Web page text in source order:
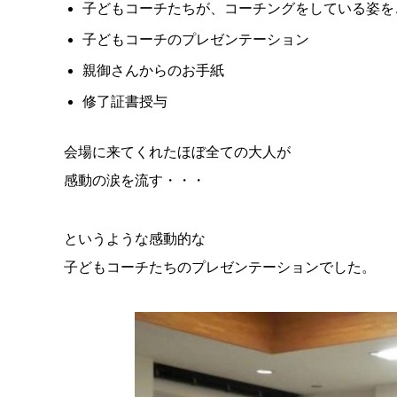
子どもコーチたちが、コーチングをしている姿
子どもコーチのプレゼンテーション
親御さんからのお手紙
修了証書授与
会場に来てくれたほぼ全ての大人が
感動の涙を流す・・・
というような感動的な
子どもコーチたちのプレゼンテーションでした。